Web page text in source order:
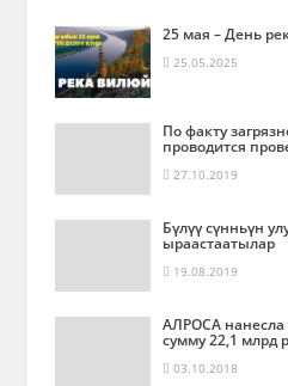
25 мая – День
25.05.2025
По факту
проводится
27.10.2019
Бүлүү сүнньүн
ыраастаатылар
19.08.2019
АЛРОСА нанесла
сумму 22,1 млрд
03.10.2018